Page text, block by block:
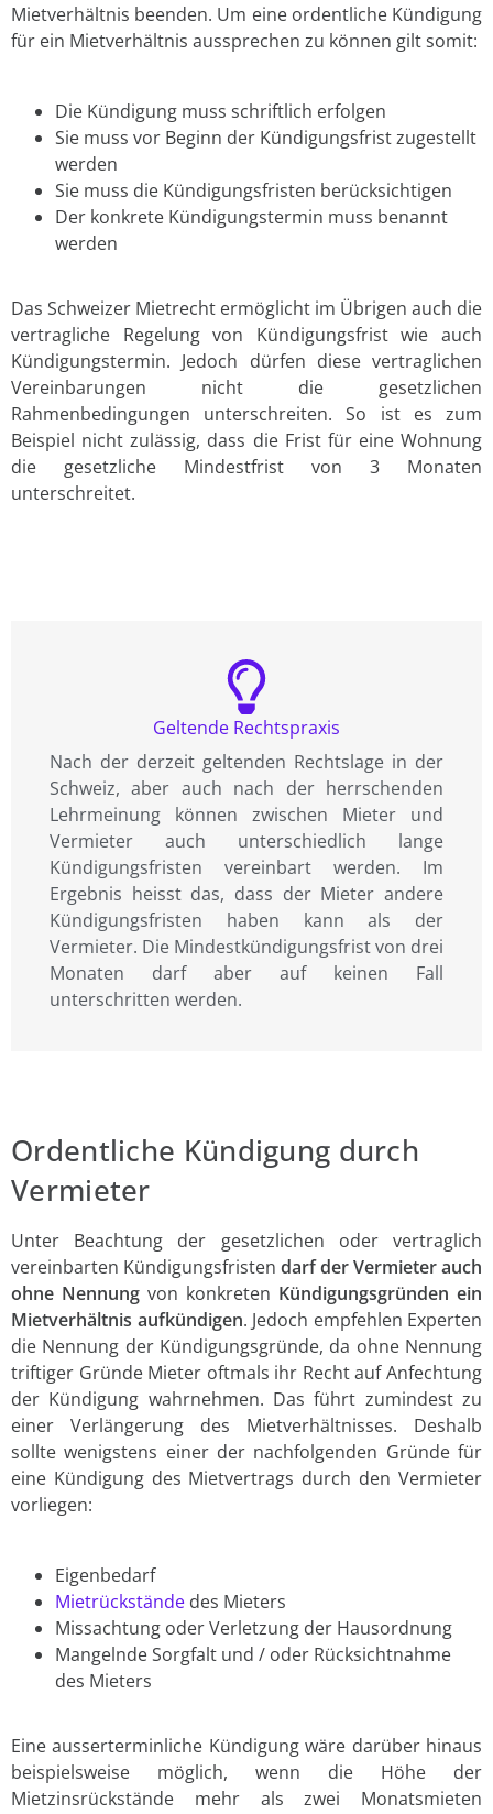
Mietverhältnis beenden. Um eine ordentliche Kündigung
für ein Mietverhältnis aussprechen zu können gilt somit:
Die Kündigung muss schriftlich erfolgen
Sie muss vor Beginn der Kündigungsfrist zugestellt
werden
Sie muss die Kündigungsfristen berücksichtigen
Der konkrete Kündigungstermin muss benannt
werden
Das Schweizer Mietrecht ermöglicht im Übrigen auch die
vertragliche Regelung von Kündigungsfrist wie auch
Kündigungstermin. Jedoch dürfen diese vertraglichen
Vereinbarungen nicht die gesetzlichen
Rahmenbedingungen unterschreiten. So ist es zum
Beispiel nicht zulässig, dass die Frist für eine Wohnung
die gesetzliche Mindestfrist von 3 Monaten
unterschreitet.
Geltende Rechtspraxis
Nach der derzeit geltenden Rechtslage in der
Schweiz, aber auch nach der herrschenden
Lehrmeinung können zwischen Mieter und
Vermieter auch unterschiedlich lange
Kündigungsfristen vereinbart werden. Im
Ergebnis heisst das, dass der Mieter andere
Kündigungsfristen haben kann als der
Vermieter. Die Mindestkündigungsfrist von drei
Monaten darf aber auf keinen Fall
unterschritten werden.
Ordentliche Kündigung durch
Vermieter
Unter Beachtung der gesetzlichen oder vertraglich
vereinbarten Kündigungsfristen darf der Vermieter auch
ohne Nennung von konkreten Kündigungsgründen ein
Mietverhältnis aufkündigen. Jedoch empfehlen Experten
die Nennung der Kündigungsgründe, da ohne Nennung
triftiger Gründe Mieter oftmals ihr Recht auf Anfechtung
der Kündigung wahrnehmen. Das führt zumindest zu
einer Verlängerung des Mietverhältnisses. Deshalb
sollte wenigstens einer der nachfolgenden Gründe für
eine Kündigung des Mietvertrags durch den Vermieter
vorliegen:
Eigenbedarf
Mietrückstände des Mieters
Missachtung oder Verletzung der Hausordnung
Mangelnde Sorgfalt und / oder Rücksichtnahme
des Mieters
Eine ausserterminliche Kündigung wäre darüber hinaus
beispielsweise möglich, wenn die Höhe der
Mietzinsrückstände mehr als zwei Monatsmieten